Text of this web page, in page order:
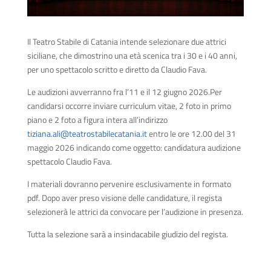
Il Teatro Stabile di Catania intende selezionare due attrici
siciliane, che dimostrino una età scenica tra i 30 e i 40 anni,
per uno spettacolo scritto e diretto da Claudio Fava.
Le audizioni avverranno fra l’11 e il 12 giugno 2026.Per
candidarsi occorre inviare curriculum vitae, 2 foto in primo
piano e 2 foto a figura intera all’indirizzo
tiziana.ali@teatrostabilecatania.itentro le ore 12.00 del 31
maggio 2026 indicando come oggetto: candidatura audizione
spettacolo Claudio Fava.
I materiali dovranno pervenire esclusivamente in formato
pdf. Dopo aver preso visione delle candidature, il regista
selezionerà le attrici da convocare per l’audizione in presenza.
Tutta la selezione sarà a insindacabile giudizio del regista.